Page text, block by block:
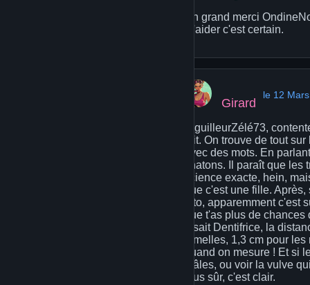
Un grand merci
m'aider c'est certain.
Girard
le 12
AiguilleurZélé73,
fait. On trouve de tout
avec des mots. En
chatons. Il paraît que
science exacte, hein,
que c'est une fille.
loto, apparemment c'est
que t'as plus de
disait Dentifrice, la
femelles, 1,3 cm pour
quand on mesure ! Et si
mâles, ou voir la vulve
plus sûr, c'est clair.